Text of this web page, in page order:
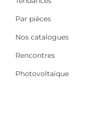
Par pièces
Nos catalogues
Rencontres
Photovoltaïque